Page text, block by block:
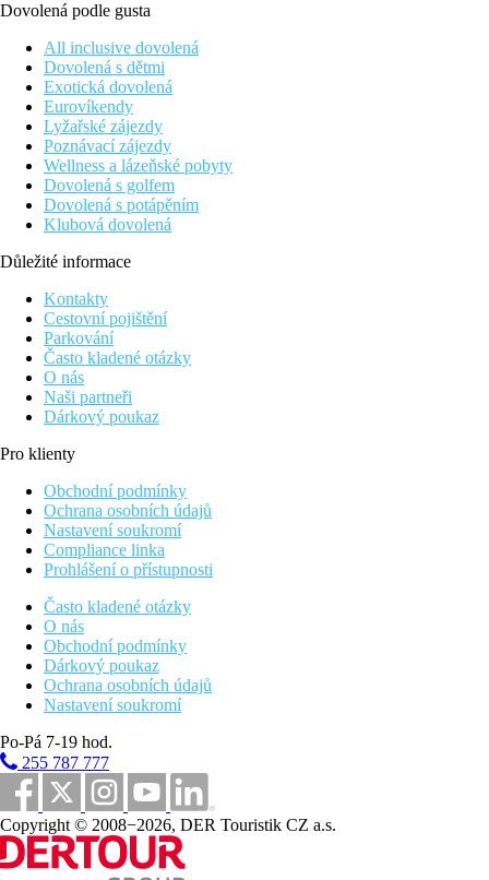
Dovolená podle gusta
All inclusive dovolená
Dovolená s dětmi
Exotická dovolená
Eurovíkendy
Lyžařské zájezdy
Poznávací zájezdy
Wellness a lázeňské pobyty
Dovolená s golfem
Dovolená s potápěním
Klubová dovolená
Důležité informace
Kontakty
Cestovní pojištění
Parkování
Často kladené otázky
O nás
Naši partneři
Dárkový poukaz
Pro klienty
Obchodní podmínky
Ochrana osobních údajů
Nastavení soukromí
Compliance linka
Prohlášení o přístupnosti
Často kladené otázky
O nás
Obchodní podmínky
Dárkový poukaz
Ochrana osobních údajů
Nastavení soukromí
Po-Pá 7-19 hod.
255 787 777
Copyright © 2008−2026, DER Touristik CZ a.s.